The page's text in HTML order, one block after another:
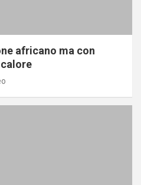
africano ma con